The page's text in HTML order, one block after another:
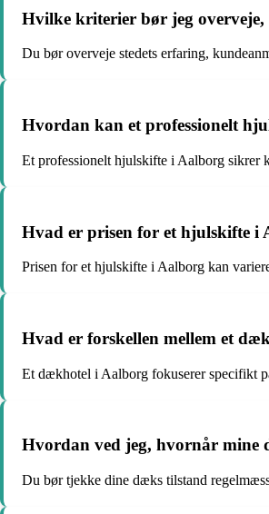
Hvilke kriterier bør jeg
Du bør overveje stedets erfaring,
Hvordan kan et professionelt
Et professionelt hjulskifte i Aalborg sikrer
Hvad er prisen for et hjulskifte i
Prisen for et hjulskifte i Aalborg kan
Hvad er forskellen mellem et
Et dækhotel i Aalborg fokuserer specifikt
Hvordan ved jeg, hvornår
Du bør tjekke dine dæks tilstand